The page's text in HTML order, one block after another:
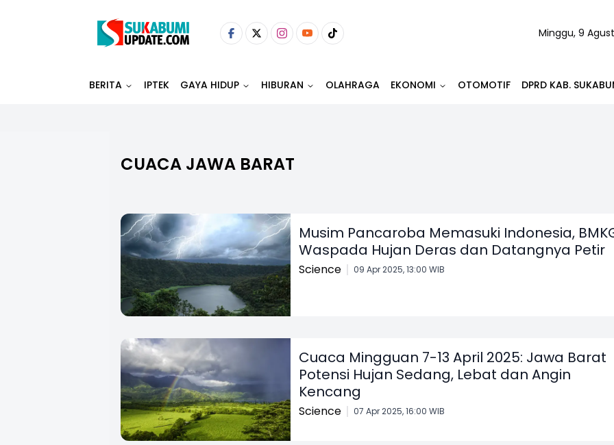
Minggu, 9
BERITA IPTEK GAYA HIDUP HIBURAN OLAHRAGA EKONOMI OTOMOTIF DPRD KAB.
CUACA JAWA BARAT
Musim Pancaroba Memasuki Indonesia,
Waspada Hujan Deras dan Datangnya Petir
Science 09 Apr 2025, 13:00 WIB
Cuaca Mingguan 7-13 April 2025: Jawa Barat
Potensi Hujan Sedang, Lebat dan Angin
Kencang
Science 07 Apr 2025, 16:00 WIB